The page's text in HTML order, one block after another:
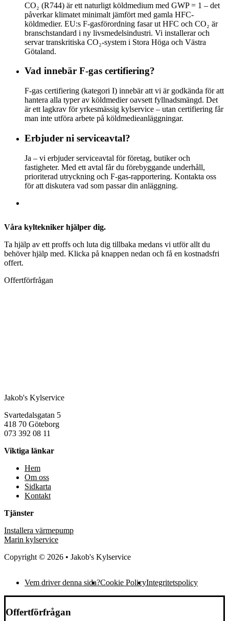
CO₂ (R744) är ett naturligt köldmedium med GWP = 1 – det
påverkar klimatet minimalt jämfört med gamla HFC-
köldmedier. EU:s F-gasförordning fasar ut HFC och CO₂ är
branschstandard i ny livsmedelsindustri. Vi installerar och
servar transkritiska CO₂-system i Stora Höga och Västra
Götaland.
Vad innebär F-gas certifiering?
F-gas certifiering (kategori I) innebär att vi är godkända för att
hantera alla typer av köldmedier oavsett fyllnadsmängd. Det
är ett lagkrav för yrkesmässig kylservice – utan certifiering får
man inte utföra arbete på köldmedieanläggningar.
Erbjuder ni serviceavtal?
Ja – vi erbjuder serviceavtal för företag, butiker och
fastigheter. Med ett avtal får du förebyggande underhåll,
prioriterad utryckning och F-gas-rapportering. Kontakta oss
för att diskutera vad som passar din anläggning.
Våra kyltekniker hjälper dig.
Ta hjälp av ett proffs och luta dig tillbaka medans vi utför allt du
behöver hjälp med. Klicka på knappen nedan och få en kostnadsfri
offert.
Offertförfrågan
Jakob's Kylservice
Svartedalsgatan 5
418 70 Göteborg
073 392 08 11
Viktiga länkar
Hem
Om oss
Sidkarta
Kontakt
Tjänster
Installera värmepump
Marin kylservice
Copyright © 2026 • Jakob's Kylservice
Vem driver denna sida?Cookie PolicyIntegritetspolicy
Offertförfrågan